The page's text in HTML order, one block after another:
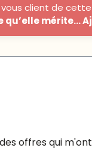
vous client de
qu’elle mérite...
offres qui